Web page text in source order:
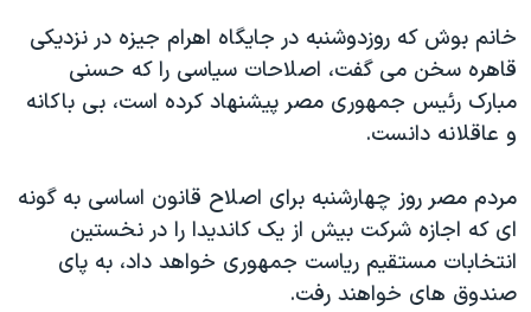
جستجوویژه برنامه‌ها
ویدیوها
فرهنگ و زندگی
اقتصادی
علم و فناوری
اسرائیل در جنگ
بایگانی برنامه‌های تلویزیونی
مستندها
حمله جمهوری اسلامی به اسرائیل
رمز مهسا
ورزش زنان در ایران
یادگیری زبان انگلیسی
دنبال کنید
زبانهای مختلف
خانم بوش که روزدوشنبه در جايگاه اهرام جيزه در نزديکی
قاهره سخن می گفت، اصلاحات سياسی را که حسنی
مبارک رئيس جمهوری مصر پيشنهاد کرده است، بی باکانه
و عاقلانه دانست.
مردم مصر روز چهارشنبه برای اصلاح قانون اساسی به گونه
ای که اجازه شرکت بيش از يک کانديدا را در نخستين
انتخابات مستقيم رياست جمهوری خواهد داد، به پای
صندوق های خواهند رفت.